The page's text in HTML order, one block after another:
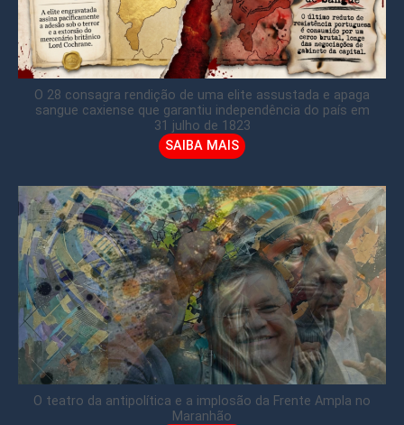
O 28 consagra rendição de uma elite assustada e apaga
sangue caxiense que garantiu independência do país em
31 julho de 1823
SAIBA MAIS
O teatro da antipolítica e a implosão da Frente Ampla no
Maranhão